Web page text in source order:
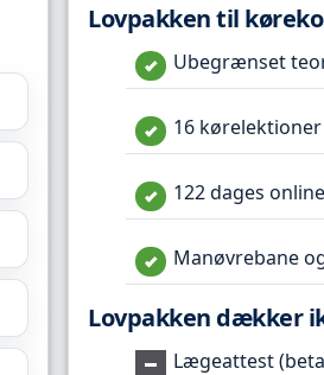
Lovpakken til
Ubegrænset
16 kørelektioner
122 dages
Manøvrebane
Lovpakken dækker
Lægeattest